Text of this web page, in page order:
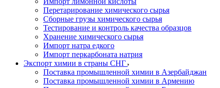
Перетарирование химического сырья
Сборные грузы химического сырья
Тестирование и контроль качества образцов
Хранение химического сырья
Импорт натра едкого
Импорт перкарбоната натрия
Экспорт химии в страны СНГ
Поставка промышленной химии в Азербайджан
Поставка промышленной химии в Армению